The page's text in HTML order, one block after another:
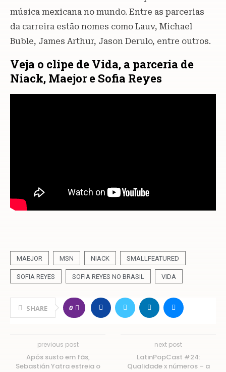
música mexicana no mundo. Entre as parcerias
da carreira estão nomes como Lauv, Michael
Buble, James Arthur, Jason Derulo, entre outros.
Veja o clipe de Vida, a parceria de
Niack, Maejor e Sofia Reyes
MAEJOR MSN NIACK SMALLFEATURED
SOFIA REYES SOFIA REYES NO BRASIL VIDA
SHARE 0
previous post
Após susto em fãs,
Sebastián Yatra estreia o
next post
LatinPopCast #24:
Qualidade x números – a